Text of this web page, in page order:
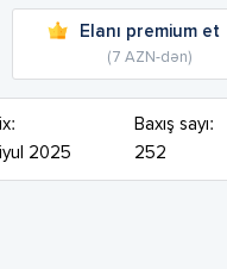
Elanı premium et
(7 AZN-dən)
2025
Baxış sayı:
252